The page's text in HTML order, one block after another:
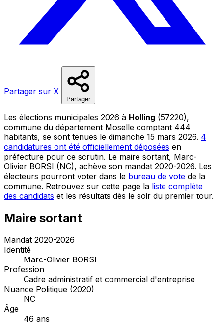
Partager sur X
Partager
Les élections municipales 2026 à Holling (57220),
commune du département Moselle comptant 444
habitants, se sont tenues le dimanche 15 mars 2026. 4
candidatures ont été officiellement déposées en
préfecture pour ce scrutin. Le maire sortant, Marc-
Olivier BORSI (NC), achève son mandat 2020-2026. Les
électeurs pourront voter dans le bureau de vote de la
commune. Retrouvez sur cette page la liste complète
des candidats et les résultats dès le soir du premier tour.
Maire sortant
Mandat 2020-2026
Identité
Marc-Olivier BORSI
Profession
Cadre administratif et commercial d'entreprise
Nuance Politique (2020)
NC
Âge
46 ans